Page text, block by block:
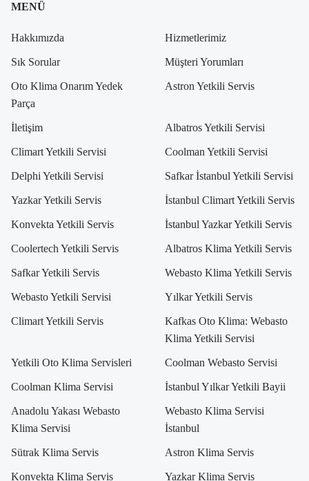
MENÜ
Hakkımızda Hizmetlerimiz
Sık Sorular Müşteri Yorumları
Oto Klima Onarım Yedek
Parça
Astron Yetkili Servis
İletişim Albatros Yetkili Servisi
Climart Yetkili Servisi Coolman Yetkili Servisi
Delphi Yetkili Servisi Safkar İstanbul Yetkili Servisi
Yazkar Yetkili Servis İstanbul Climart Yetkili Servis
Konvekta Yetkili Servis İstanbul Yazkar Yetkili Servis
Coolertech Yetkili Servis Albatros Klima Yetkili Servis
Safkar Yetkili Servis Webasto Klima Yetkili Servis
Webasto Yetkili Servisi Yılkar Yetkili Servis
Climart Yetkili Servis
Kafkas Oto Klima: Webasto
Klima Yetkili Servisi
Yetkili Oto Klima Servisleri Coolman Webasto Servisi
Coolman Klima Servisi İstanbul Yılkar Yetkili Bayii
Anadolu Yakası Webasto
Klima Servisi
Webasto Klima Servisi
İstanbul
Sütrak Klima Servis Astron Klima Servis
Konvekta Klima Servis Yazkar Klima Servis